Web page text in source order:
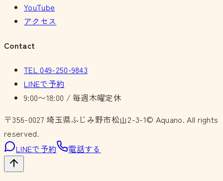
YouTube
アクセス
Contact
TEL 049-250-9843
LINEで予約
9:00〜18:00 / 毎週木曜定休
〒356-0027 埼玉県ふじみ野市松山2-3-1© Aquano. All rights
reserved.
LINEで予約
電話する